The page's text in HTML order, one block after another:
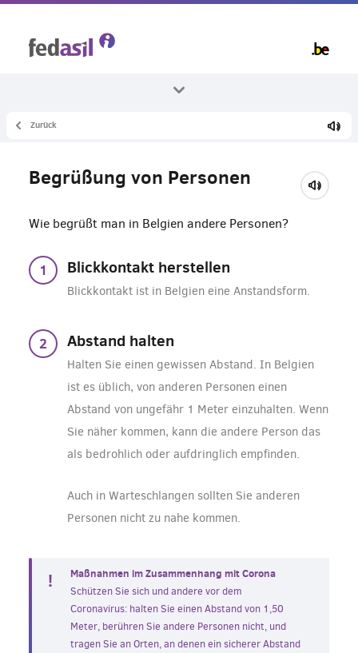
Alle Themenbereiche
Zusammenleben
Zurück
Begrüßung von Personen
Wie begrüßt man in Belgien andere Personen?
Blickkontakt herstellen
Blickkontakt ist in Belgien eine Anstandsform.
Abstand halten
Halten Sie einen gewissen Abstand. In Belgien
ist es üblich, von anderen Personen einen
Abstand von ungefähr 1 Meter einzuhalten. Wenn
Sie näher kommen, kann die andere Person das
als bedrohlich oder aufdringlich empfinden.
Auch in Warteschlangen sollten Sie anderen
Personen nicht zu nahe kommen.
Maßnahmen im Zusammenhang mit Corona
Schützen Sie sich und andere vor dem
Coronavirus: halten Sie einen Abstand von 1,50
Meter, berühren Sie andere Personen nicht, und
tragen Sie an Orten, an denen ein sicherer Abstand